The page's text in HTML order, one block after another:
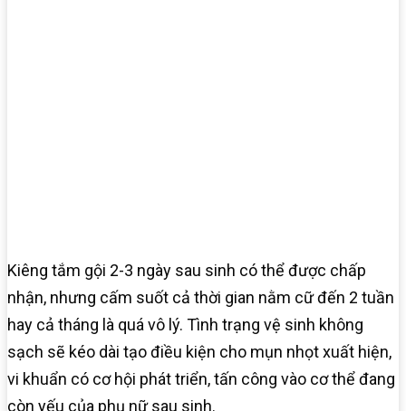
Kiêng tắm gội 2-3 ngày sau sinh có thể được chấp
nhận, nhưng cấm suốt cả thời gian nằm cữ đến 2 tuần
hay cả tháng là quá vô lý. Tình trạng vệ sinh không
sạch sẽ kéo dài tạo điều kiện cho mụn nhọt xuất hiện,
vi khuẩn có cơ hội phát triển, tấn công vào cơ thể đang
còn yếu của phụ nữ sau sinh.